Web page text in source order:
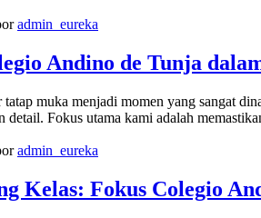
admin_eureka
Andino de Tunja
muka menjadi momen yang sangat
detail. Fokus utama kami adalah
admin_eureka
Kelas: Fokus Colegio